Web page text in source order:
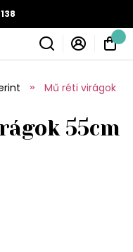
Mű réti virágok
55cm